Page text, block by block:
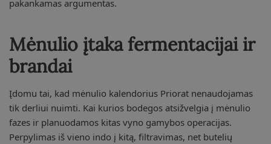
pakankamas argumentas.
Mėnulio įtaka fermentacijai ir
brandai
Įdomu tai, kad mėnulio kalendorius Priorat nenaudojamas
tik derliui nuimti. Kai kurios bodegos atsižvelgia į mėnulio
fazes ir planuodamos kitas vyno gamybos operacijas.
Perpylimas iš vieno indo į kitą, filtravimas, net butelių